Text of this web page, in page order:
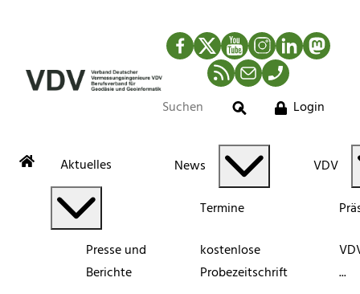
Facebook
TwitterYouTubeInstagram
LinkedIn
RSS-Newsfeed
MailTelefon
Suche
Login
Aktuelles
Presse und
Berichte
News
Termine
kostenlose
Probezeitschrift
VDV
...